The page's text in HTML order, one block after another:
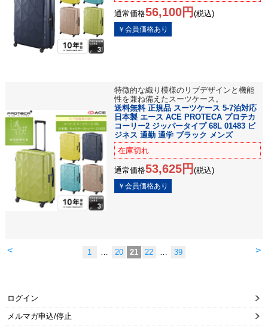
通常価格56,100円 (税込)
特徴的な織り模様のリブデザインと機能
性を兼ね備えたスーツケース。
送料無料 正規品 スーツケース 5-7泊対応
日本製 エース ACE PROTECA プロテカ
コーリー2 ジッパータイプ 68L 01483 ビ
ジネス 通勤 通学 ブラック メンズ
在庫切れ
通常価格53,625円 (税込)
< >
1 … 20 21 22 … 39
ログイン
メルマガ申込/停止